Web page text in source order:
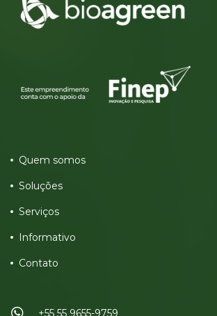
Quem somos
Soluções
Serviços
Informativo
Contato
+55 55 9655-9759